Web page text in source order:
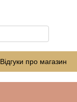
Відгуки про магазин